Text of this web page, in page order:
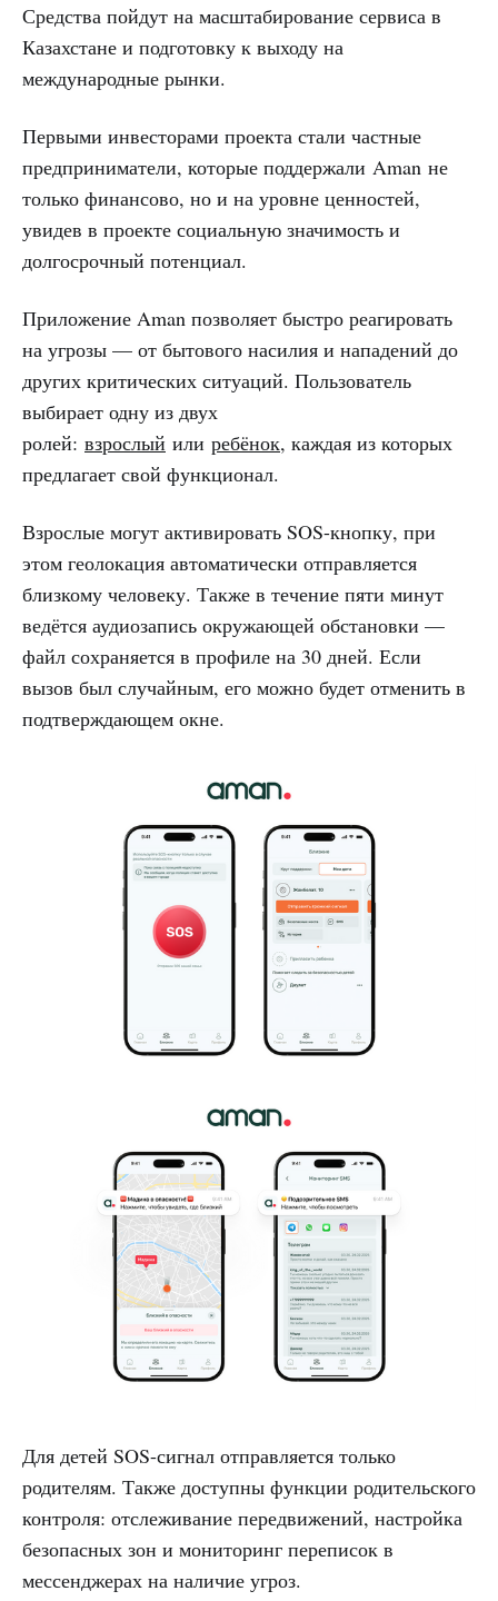
Средства пойдут на масштабирование сервиса в
Казахстане и подготовку к выходу на
международные рынки.
Первыми инвесторами проекта стали частные
предприниматели, которые поддержали Aman не
только финансово, но и на уровне ценностей,
увидев в проекте социальную значимость и
долгосрочный потенциал.
Приложение Aman позволяет быстро реагировать
на угрозы — от бытового насилия и нападений до
других критических ситуаций. Пользователь
выбирает одну из двух
ролей: взрослый или ребёнок, каждая из которых
предлагает свой функционал.
Взрослые могут активировать SOS-кнопку, при
этом геолокация автоматически отправляется
близкому человеку. Также в течение пяти минут
ведётся аудиозапись окружающей обстановки —
файл сохраняется в профиле на 30 дней. Если
вызов был случайным, его можно будет отменить в
подтверждающем окне.
Для детей SOS-сигнал отправляется только
родителям. Также доступны функции родительского
контроля: отслеживание передвижений, настройка
безопасных зон и мониторинг переписок в
мессенджерах на наличие угроз.